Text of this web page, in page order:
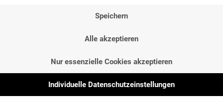
ETIKETTEN
ETIKETTEN
Speichern
Alle akzeptieren
Nur essenzielle Cookies akzeptieren
Individuelle Datenschutzeinstellungen